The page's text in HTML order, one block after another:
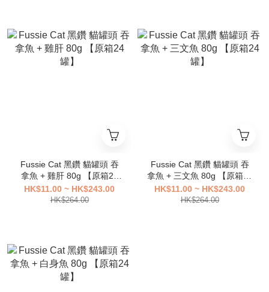
Fussie Cat 黑鑽 貓罐頭 吞
拿魚 + 雞肝 80g 【原箱24
罐】
HK$11.00 ~ HK$243.00
HK$264.00
Fussie Cat 黑鑽 貓罐頭 吞
拿魚 + 三文魚 80g 【原箱24
罐】
HK$11.00 ~ HK$243.00
HK$264.00